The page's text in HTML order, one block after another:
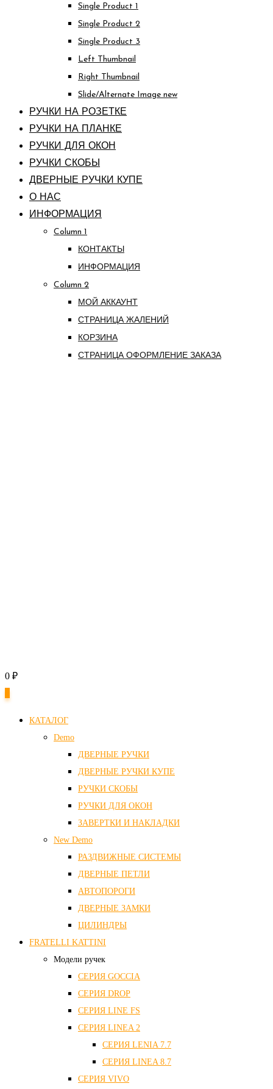
Single Product 1
Single Product 2
Single Product 3
Left Thumbnail
Right Thumbnail
Slide/Alternate Image new
РУЧКИ НА РОЗЕТКЕ
РУЧКИ НА ПЛАНКЕ
РУЧКИ ДЛЯ ОКОН
РУЧКИ СКОБЫ
ДВЕРНЫЕ РУЧКИ КУПЕ
О НАС
ИНФОРМАЦИЯ
Column 1
КОНТАКТЫ
ИНФОРМАЦИЯ
Column 2
МОЙ АККАУНТ
СТРАНИЦА ЖАЛЕНИЙ
КОРЗИНА
СТРАНИЦА ОФОРМЛЕНИЕ ЗАКАЗА
0 ₽
КАТАЛОГ
Demo
ДВЕРНЫЕ РУЧКИ
ДВЕРНЫЕ РУЧКИ КУПЕ
РУЧКИ СКОБЫ
РУЧКИ ДЛЯ ОКОН
ЗАВЕРТКИ И НАКЛАДКИ
New Demo
РАЗДВИЖНЫЕ СИСТЕМЫ
ДВЕРНЫЕ ПЕТЛИ
АВТОПОРОГИ
ДВЕРНЫЕ ЗАМКИ
ЦИЛИНДРЫ
FRATELLI KATTINI
Модели ручек
СЕРИЯ GOCCIA
СЕРИЯ DROP
СЕРИЯ LINE FS
СЕРИЯ LINEA 2
СЕРИЯ LENIA 7.7
СЕРИЯ LINEA 8.7
СЕРИЯ VIVO